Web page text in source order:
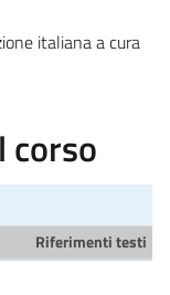
italiana a cura
corso
Riferimenti testi